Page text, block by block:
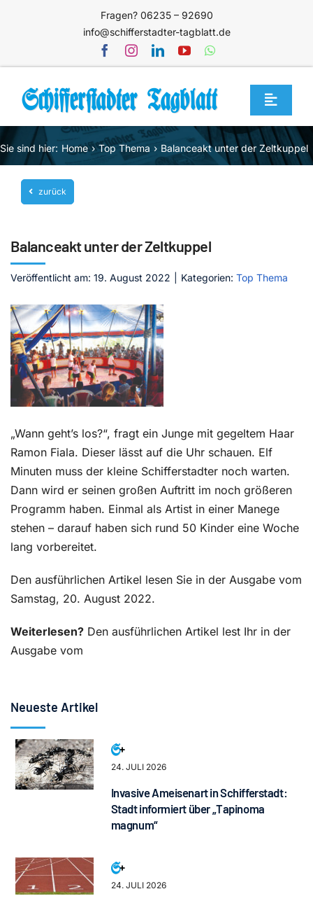
Fragen? 06235 – 92690
info@schifferstadter-tagblatt.de
Toggle
Home
Themen
Blog
Service
Mediathek
Jetzt abonnieren
Kontakt
Sie sind hier: Home Top Thema Balanceakt unter der Zeltkuppel
zurück
Balanceakt unter der Zeltkuppel
Veröffentlicht am: 19. August 2022 Kategorien: Top Thema
„Wann geht’s los?“, fragt ein Junge mit gegeltem Haar
Ramon Fiala. Dieser lässt auf die Uhr schauen. Elf
Minuten muss der kleine Schifferstadter noch warten.
Dann wird er seinen großen Auftritt im noch größeren
Programm haben. Einmal als Artist in einer Manege
stehen – darauf haben sich rund 50 Kinder eine Woche
lang vorbereitet.
Den ausführlichen Artikel lesen Sie in der Ausgabe vom
Samstag, 20. August 2022.
Weiterlesen? Den ausführlichen Artikel lest Ihr in der
Ausgabe vom
Neueste Artikel
24. JULI 2026
Invasive Ameisenart in Schifferstadt:
Stadt informiert über „Tapinoma
magnum“
24. JULI 2026